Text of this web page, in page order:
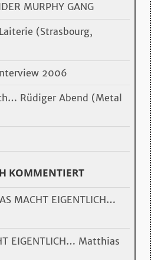
MURPHY GANG
(Strasbourg,
2006
Rüdiger Abend (Metal
KOMMENTIERT
MACHT EIGENTLICH…
EIGENTLICH… Matthias